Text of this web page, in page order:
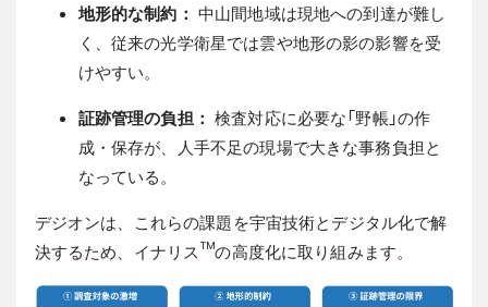
地形的な制約： 中山間地域は現地への到達が難し
く、従来の光学衛星では雲や地形の影の影響を受
けやすい。
証跡管理の負担： 検査対応に必要な「野帳」の作
成・保存が、人手不足の現場で大きな事務負担と
なっている。
デジオンは、これらの課題を宇宙技術とデジタル化で解
決するため、イナリス™の高度化に取り組みます。